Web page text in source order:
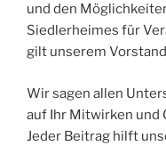
und den
Siedlerheimes für
gilt unserem
Wir sagen allen
auf Ihr Mitwirken und
Jeder Beitrag hilft